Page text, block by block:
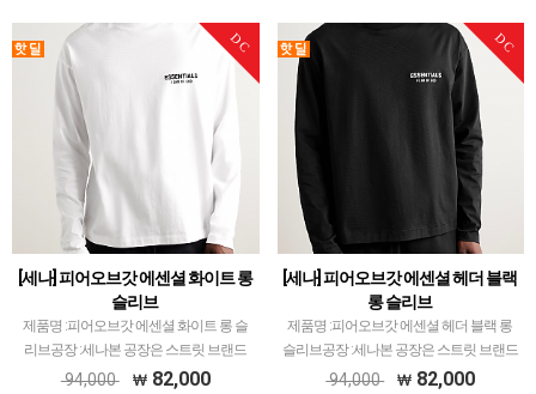
DC
[세나] 피어오브갓 에센셜 화이트 롱
슬리브
제품명 :피어오브갓 에센셜 화이트 롱 슬
리브공장 :세나본 공장은 스트릿 브랜드
피어오브갓을 메인으로 다양한 브랜드 취
94,000 82,000
DC
[세나] 피어오브갓 에센셜 헤더 블랙
롱 슬리브
제품명 :피어오브갓 에센셜 헤더 블랙 롱
슬리브공장 :세나본 공장은 스트릿 브랜드
피어오브갓을 메인으로 다양한 브랜드 취
94,000 82,000